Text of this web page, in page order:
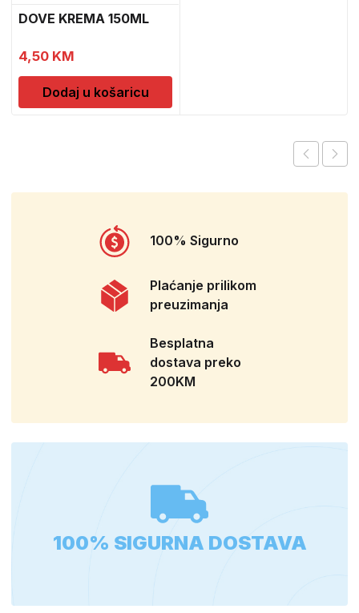
DOVE KREMA 150ML
4,50 KM
Dodaj u košaricu
100% Sigurno
Plaćanje prilikom
preuzimanja
Besplatna
dostava preko
200KM
100% SIGURNA DOSTAVA